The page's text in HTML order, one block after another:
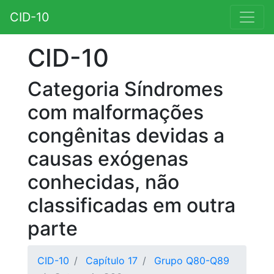
CID-10
CID-10
Categoria Síndromes
com malformações
congênitas devidas a
causas exógenas
conhecidas, não
classificadas em outra
parte
CID-10 Capítulo 17
Grupo Q80-Q89